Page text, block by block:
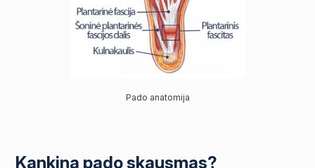
Pado anatomija
Kankina pado skausmas?